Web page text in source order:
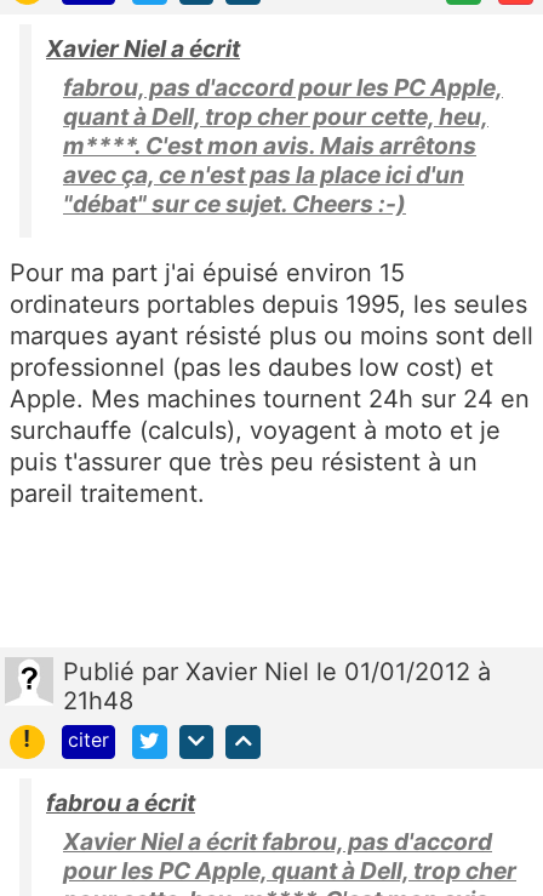
Xavier Niel a écrit
fabrou, pas d'accord pour les PC Apple,
quant à Dell, trop cher pour cette, heu,
m****. C'est mon avis. Mais arrêtons
avec ça, ce n'est pas la place ici d'un
"débat" sur ce sujet. Cheers :-)
Pour ma part j'ai épuisé environ 15
ordinateurs portables depuis 1995, les seules
marques ayant résisté plus ou moins sont dell
professionnel (pas les daubes low cost) et
Apple. Mes machines tournent 24h sur 24 en
surchauffe (calculs), voyagent à moto et je
puis t'assurer que très peu résistent à un
pareil traitement.
Publié par Xavier Niel le 01/01/2012 à
21h48
!
citer
fabrou a écrit
Xavier Niel a écrit fabrou, pas d'accord
pour les PC Apple, quant à Dell, trop cher